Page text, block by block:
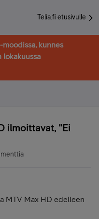
Telia.fi etusivulle
kunnes
lokakuussa
ilmoittavat, "Ei
MTV Max HD edelleen